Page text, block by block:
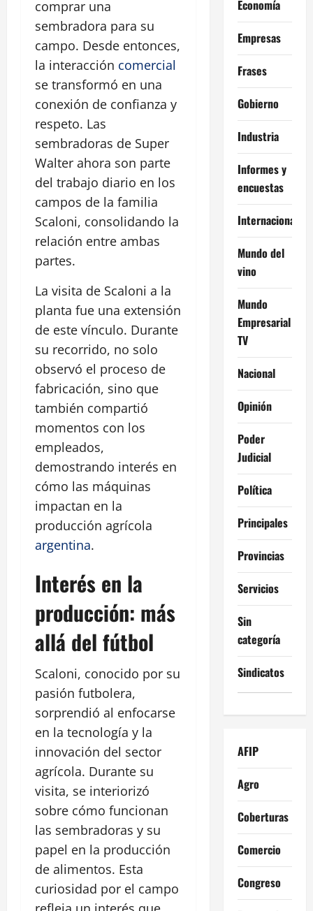
comprar una
sembradora para su
campo. Desde entonces,
la interacción comercial
se transformó en una
conexión de confianza y
respeto. Las
sembradoras de Super
Walter ahora son parte
del trabajo diario en los
campos de la familia
Scaloni, consolidando la
relación entre ambas
partes.
La visita de Scaloni a la
planta fue una extensión
de este vínculo. Durante
su recorrido, no solo
observó el proceso de
fabricación, sino que
también compartió
momentos con los
empleados,
demostrando interés en
cómo las máquinas
impactan en la
producción agrícola
argentina.
Interés en la
producción: más
allá del fútbol
Scaloni, conocido por su
pasión futbolera,
sorprendió al enfocarse
en la tecnología y la
innovación del sector
agrícola. Durante su
visita, se interiorizó
sobre cómo funcionan
las sembradoras y su
papel en la producción
de alimentos. Esta
curiosidad por el campo
Economía
Empresas
Frases
Gobierno
Industria
Informes y
encuestas
Internacional
Mundo del
vino
Mundo
Empresarial
TV
Nacional
Opinión
Poder
Judicial
Política
Principales
Provincias
Servicios
Sin
categoría
Sindicatos
AFIP
Agro
Coberturas
Comercio
Congreso